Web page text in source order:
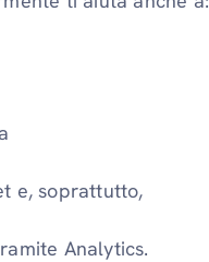
e, soprattutto,
Analytics.